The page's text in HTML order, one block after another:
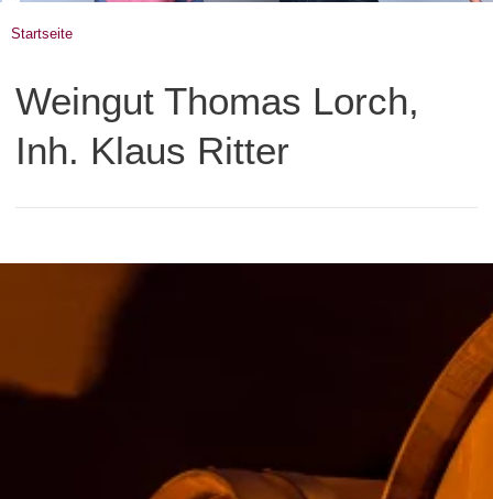
Startseite
Weingut Thomas Lorch,
Inh. Klaus Ritter